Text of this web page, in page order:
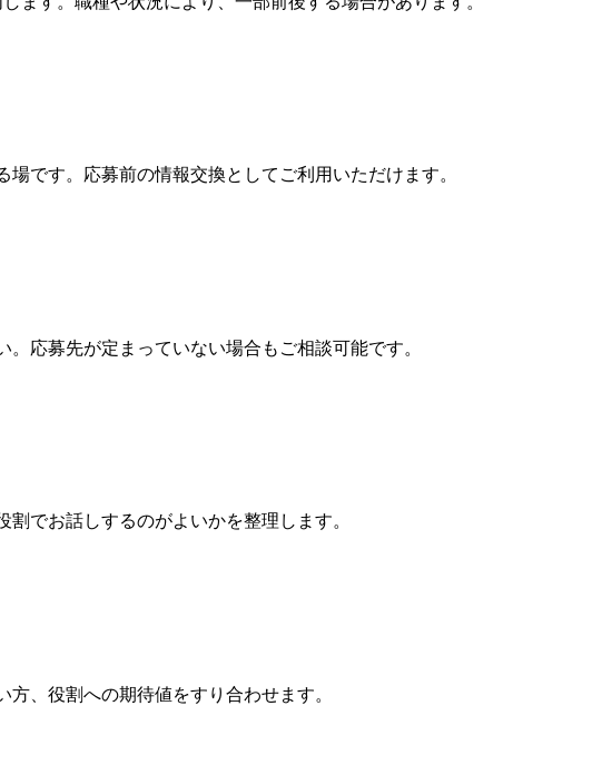
です。応募前の情報交換としてご利用いただけます。
応募先が定まっていない場合もご相談可能です。
でお話しするのがよいかを整理します。
、役割への期待値をすり合わせます。